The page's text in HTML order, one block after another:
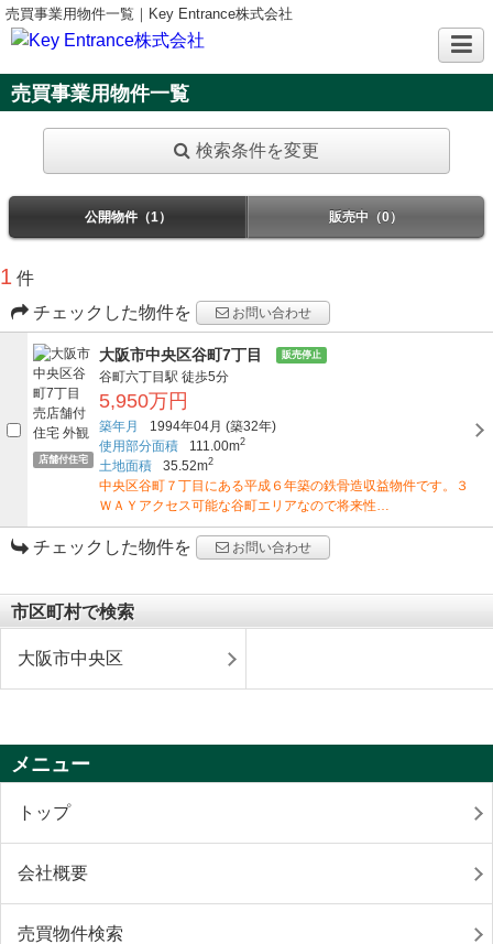
売買事業用物件一覧｜Key Entrance株式会社
売買事業用物件一覧
検索条件を変更
公開物件（1） 販売中（0）
1 件
チェックした物件を
お問い合わせ
店舗付住宅
大阪市中央区谷町7丁目 販売停止
谷町六丁目駅 徒歩5分
5,950万円
築年月 1994年04月 (築32年)
使用部分面積
111.00m2
土地面積 35.52m2
中央区谷町７丁目にある平成６年築の鉄骨造収益物件です。３
ＷＡＹアクセス可能な谷町エリアなので将来性…
チェックした物件を お問い合わせ
市区町村で検索
大阪市中央区
メニュー
トップ
会社概要
売買物件検索